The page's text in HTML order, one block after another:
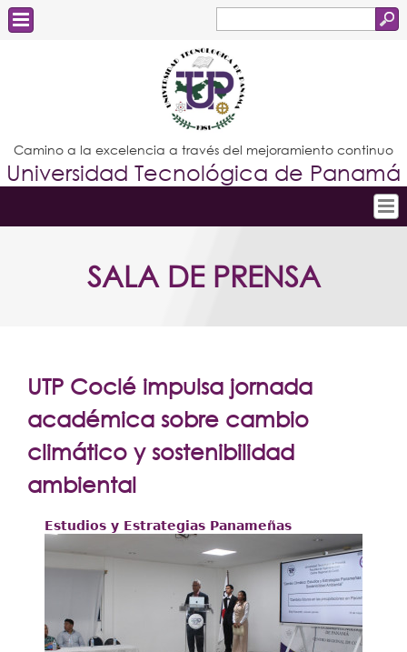
de
búsqueda
Estudiantes
Docentes
Administrativos
Graduados
Camino a la excelencia a través del mejoramiento continuo
Universidad Tecnológica de Panamá
Conoce la UTP
Postgrados
Extensión
Facultades
Internacional
Transparencia
SALA DE PRENSA
UTP Coclé impulsa jornada
académica sobre cambio
climático y sostenibilidad
ambiental
Estudios y Estrategias Panameñas